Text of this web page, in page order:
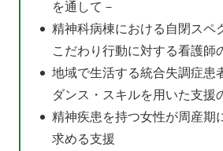
を通して－
精神科病棟における自閉スペ
こだわり行動に対する看護師
地域で生活する統合失調症患
ダンス・スキルを用いた支援
精神疾患を持つ女性が周産期
求める支援